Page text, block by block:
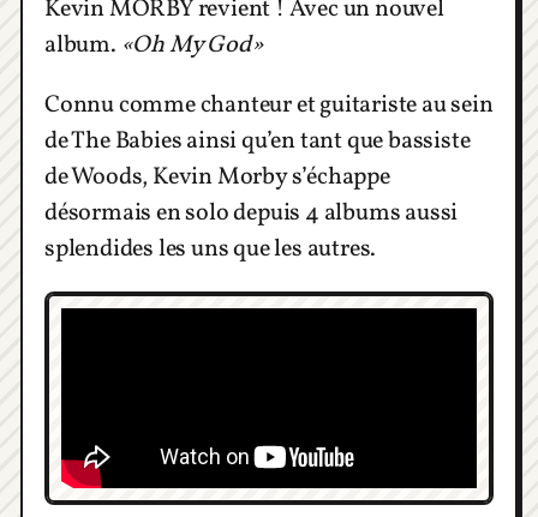
Kevin MORBY revient ! Avec un nouvel
album. «Oh My God»
Connu comme chanteur et guitariste au sein
de The Babies ainsi qu’en tant que bassiste
de Woods, Kevin Morby s’échappe
désormais en solo depuis 4 albums aussi
splendides les uns que les autres.